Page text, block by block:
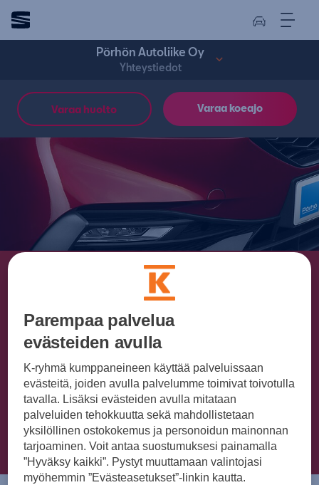
Pörhön Autoliike Oy
Yhteystiedot
Varaa huolto Varaa koeajo
Yhteystiedot.
SEAT-myynti- ja -huoltopisteemme palvelevat sinua kaikissa
SEAT-asioissa.
Yhteydenottopyyntö
Parempaa palvelua
evästeiden avulla
K-ryhmä kumppaneineen käyttää palveluissaan
evästeitä, joiden avulla palvelumme toimivat toivotulla
tavalla. Lisäksi evästeiden avulla mitataan
palveluiden tehokkuutta sekä mahdollistetaan
yksilöllinen ostokokemus ja personoidun mainonnan
tarjoaminen. Voit antaa suostumuksesi painamalla
”Hyväksy kaikki”. Pystyt muuttamaan valintojasi
myöhemmin ”Evästeasetukset”-linkin kautta.